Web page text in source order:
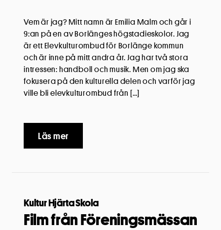
Vem är jag? Mitt namn är Emilia Malm och går i
9:an på en av Borlänges högstadieskolor. Jag
är ett Elevkulturombud för Borlänge kommun
och är inne på mitt andra år. Jag har två stora
intressen: handboll och musik. Men om jag ska
fokusera på den kulturella delen och varför jag
ville bli elevkulturombud från […]
Läs mer
Kultur Hjärta Skola
Film från Föreningsmässan